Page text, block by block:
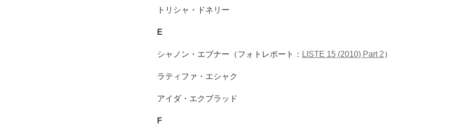
トリシャ・ドネリー
E
シャノン・エブナー（フォトレポート： LISTE 15 (2010) Part 2）
ラティファ・エシャク
アイダ・エクブラッド
F